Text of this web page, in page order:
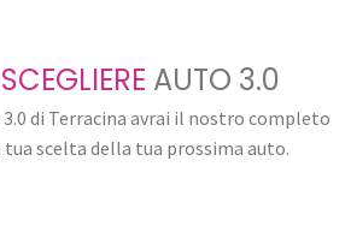
AUTO 3.0
di Terracina avrai il nostro completo
scelta della tua prossima auto.